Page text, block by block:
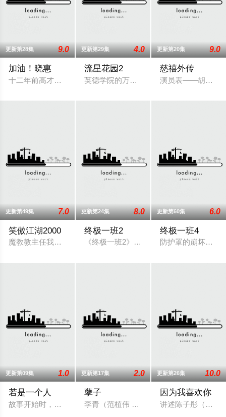
更新第28集 9.0
加油！晓惠
十二年前高才生赵康参加高考前夕为了不让爱恋女友晓惠受到
更新第29集 4.0
流星花园2
英德学院的万人迷四人组F4终于毕业了
更新第20集 9.0
慈禧外传
演员表——胡茵梦
更新第49集 7.0
笑傲江湖2000
魔教教主任我行（李立群 饰）无故失踪，左护法曲洋被指为凶
更新第24集 8.0
终极一班2
《终极一班2》是《终极一班》的续集，
更新第60集 6.0
终极一班4
防护罩的崩坏让除
更新第09集 1.0
若是一个人
故事开始时，将届30岁的方佳莹， 被迫，展开了这场“一个人”
更新第17集 2.0
孽子
李青（范植伟 饰）因为在学校和同性同
更新第26集 10.0
因为我喜欢你
讲述陈子彤（郭雪